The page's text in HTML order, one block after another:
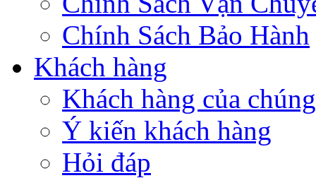
Chính Sách Bảo Hành
Khách hàng
Khách hàng của
Ý kiến khách hàng
Hỏi đáp